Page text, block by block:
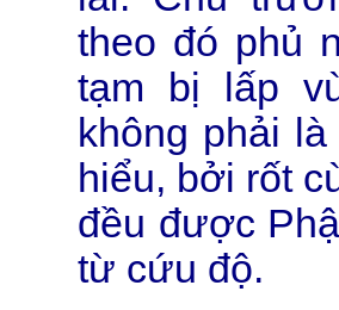
theo đó phủ
tạm bị lấp
không phải
hiểu, bởi rốt
đều được
từ cứu độ.